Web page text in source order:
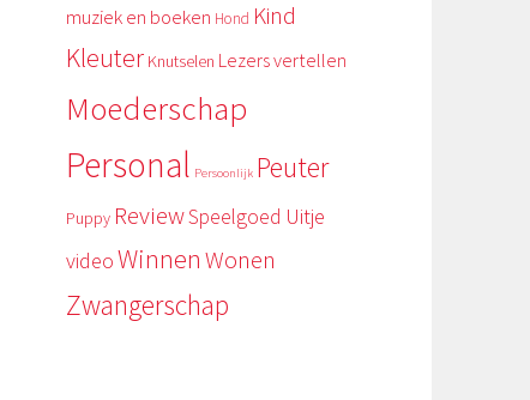
muziek en boeken Hond Kind
Kleuter Knutselen Lezers vertellen
Moederschap
Personal Persoonlijk Peuter
Puppy ReviewSpeelgoed Uitje
videoWinnenWonen
Zwangerschap